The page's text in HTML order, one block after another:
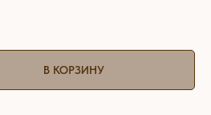
В КОРЗИНУ